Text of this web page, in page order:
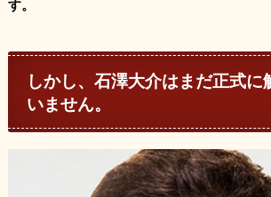
す。
しかし、石澤大介はまだ正式に
いません。